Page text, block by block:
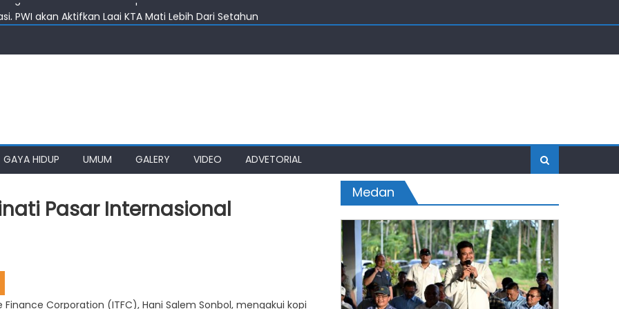
PWI akan Aktifkan Lagi KTA Mati Lebih Dari Setahun
GAYA HIDUP UMUM GALERY VIDEO ADVETORIAL
Pasar Internasional
Corporation (ITFC), Hani Salem Sonbol, mengakui kopi
Medan